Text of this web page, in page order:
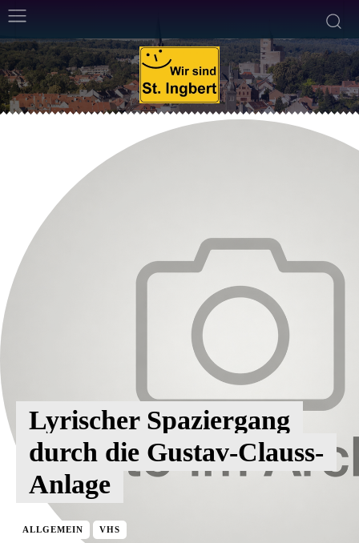
Lyrischer Spaziergang
durch die Gustav-Clauss-
Anlage
ALLGEMEIN VHS